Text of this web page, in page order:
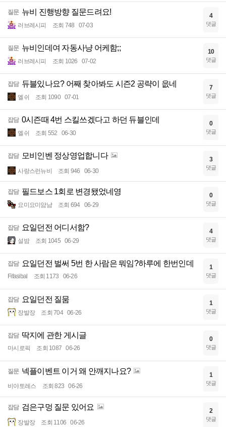
질문 뉴비 진행방향 질문드려요!
러브레시피 조회 748 07-03
4
댓글
질문 뉴비인데여 자동사냥 어케함;;
러브레시피 조회 1026 07-02
10
댓글
잡담 듀블있나요? 어째 찾아봐도 시즌2 공략이 읎네
엘쉬 조회 1090 07-01
7
댓글
잡담 0시즌때 4번 스킬쓰겠다고 하던 듀블인데
엘쉬 조회 552 06-30
0
댓글
잡담 모비인벤 정상영업합니다
사랑스런뉴비 조회 946 06-30
3
댓글
잡담 필드보스 1회로 변경됐었네영
요미요미얌냠 조회 694 06-29
0
댓글
잡담 요일던전 어디서함?
설밤 조회 1045 06-29
4
댓글
잡담 요일던전 벌써 5번 한 사람은 뭐임?하루에 한번인데
Fifasibal 조회 1173 06-26
1
댓글
잡담 요일던전 질뭄
장발장 조회 704 06-26
1
댓글
잡담 딱지에 관한 게시글
마시로픽 조회 1087 06-26
0
댓글
질문 넥플이벤트 이거 왜 안깨지나요?
비야토레스 조회 823 06-26
1
댓글
잡담 검은구멍 질문 있어요
장발장 조회 1106 06-26
2
댓글